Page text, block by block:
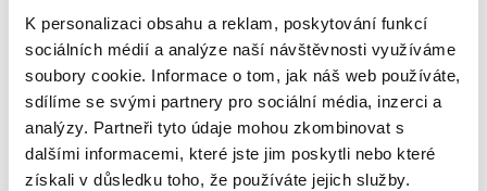
K personalizaci obsahu a reklam, poskytování funkcí
sociálních médií a analýze naší návštěvnosti využíváme
soubory cookie. Informace o tom, jak náš web používáte,
sdílíme se svými partnery pro sociální média, inzerci a
analýzy. Partneři tyto údaje mohou zkombinovat s
dalšími informacemi, které jste jim poskytli nebo které
získali v důsledku toho, že používáte jejich služby.
Sociální sítě
Nenechte si ujít nejnovější události
z Demagog.cz. Sdílením našich